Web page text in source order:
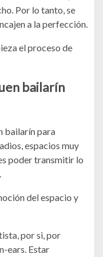
Por lo tanto, se
a la perfección.
el proceso de
bailarín
bailarín para
espacios muy
poder transmitir lo
del espacio y
por si, por
ears. Estar